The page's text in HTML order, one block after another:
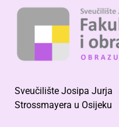
Sveučilište Josipa Jurja
Strossmayera u Osijeku